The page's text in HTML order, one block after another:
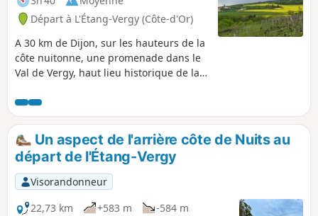
Départ à L'Étang-Vergy (Côte-d'Or)
A 30 km de Dijon, sur les hauteurs de la
côte nuitonne, une promenade dans le
Val de Vergy, haut lieu historique de la
Vergy, prestigieuse famille ancrée au
plus profond des mémoires passées et
actuelles. Étang Vergy, Abbaye Saint
Vivant, Curtil-Vergy, Bévy sur notre
route.
Un aspect de l'arrière côte de Nuits au
départ de l'Étang-Vergy
Visorandonneur
22,73 km
+583 m
-584 m